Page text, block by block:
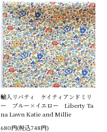
輸入リバティ ケイティアンドミリ
ー ブルー×イエロー Liberty Ta
na Lawn Katie and Millie
680円(税込748円)